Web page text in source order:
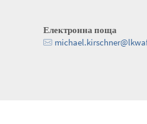
Електронна поща